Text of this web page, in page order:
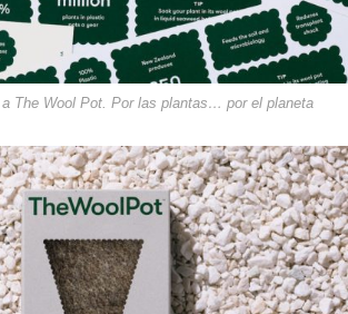
The Wool Pot. Por las plantas… por el planeta